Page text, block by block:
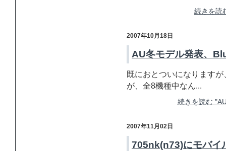
続きを読
2007年10月18日
AU冬モデル発表、
既におとついになります
が、全8機種中なん...
続きを読む
2007年11月02日
705nk(n73)にモバイ